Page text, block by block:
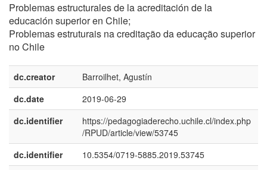
Problemas estructurales de la acreditación de la
educación superior en Chile;
Problemas estruturais na creditação da educação superior
no Chile
dc.creator
Barroilhet, Agustín
dc.date
2019-06-29
dc.identifier
https://pedagogiaderecho.uchile.cl/index.php
/RPUD/article/view/53745
dc.identifier
10.5354/0719-5885.2019.53745